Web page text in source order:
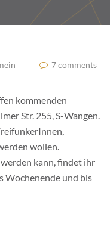
7 comments
kommenden
Str. 255, S-Wangen.
wollen.
kann, findet ihr
Wochenende und bis